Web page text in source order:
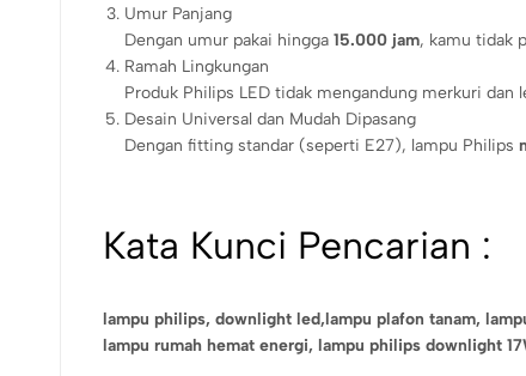
Umur Panjang
Dengan umur pakai hingga15.000 jam, kamu tidak
Ramah Lingkungan
Produk Philips LED tidak mengandung merkuri
Desain Universal dan Mudah Dipasang
Dengan fitting standar (seperti E27), lampu Philips
Kata Kunci Pencarian :
lampu philips, downlight led,lampu plafon tanam,
lampu rumah hemat energi, lampu philips downlight